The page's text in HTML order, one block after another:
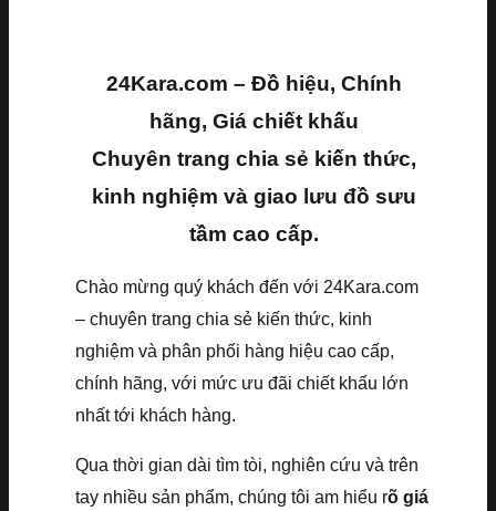
24Kara.com – Đồ hiệu, Chính
hãng, Giá chiết khấu
Chuyên trang chia sẻ kiến thức,
kinh nghiệm và giao lưu đồ sưu
tầm cao cấp.
Chào mừng quý khách đến với 24Kara.com
– chuyên trang chia sẻ kiến thức, kinh
nghiệm và phân phối hàng hiệu cao cấp,
chính hãng, với mức ưu đãi chiết khấu lớn
nhất tới khách hàng.
Qua thời gian dài tìm tòi, nghiên cứu và trên
tay nhiều sản phẩm, chúng tôi am hiểu rõ giá